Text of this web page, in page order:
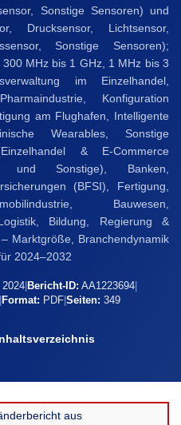
Sonstige Sensoren) und
Drucksensor, Lichtsensor,
Sonstige Sensoren);
MHz bis 1 GHz, 1 MHz bis 3
im Einzelhandel,
Konfiguration
am Flughafen, Intelligente
Wearables, Sonstige
& E-Commerce
und Sonstige), Banken,
(BFSI), Fertigung,
Bauwesen,
Bildung, Regierung &
Marktgröße, Branchendynamik
2024–2032
2024 Bericht-ID: AA1223694
Format: PDF Seiten: 349